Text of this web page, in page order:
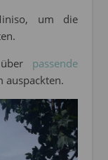
um die
passende
auspackten.